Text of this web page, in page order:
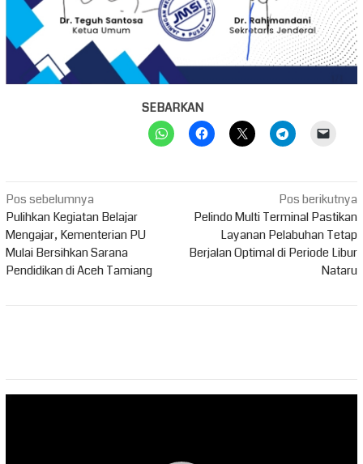
SEBARKAN
Navigasi
pos
Pos sebelumnya
Pulihkan Kegiatan Belajar
Mengajar, Kementerian PU
Mulai Bersihkan Sarana
Pendidikan di Aceh Tamiang
Pos berikutnya
Pelindo Multi Terminal Pastikan
Layanan Pelabuhan Tetap
Berjalan Optimal di Periode Libur
Nataru